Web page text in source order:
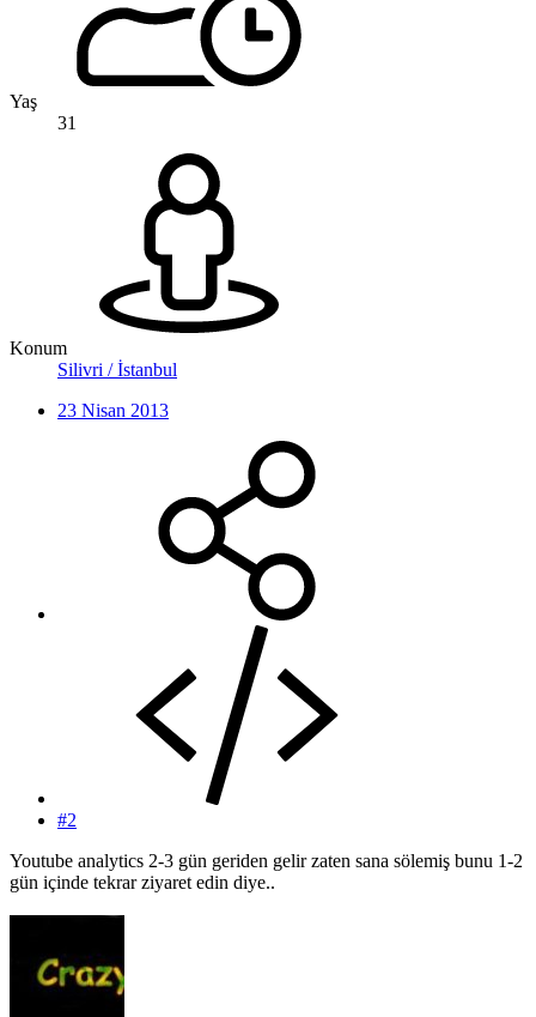
Yaş
31
Konum
Silivri / İstanbul
23 Nisan 2013
#2
Youtube analytics 2-3 gün geriden gelir zaten sana sölemiş bunu 1-2
gün içinde tekrar ziyaret edin diye..